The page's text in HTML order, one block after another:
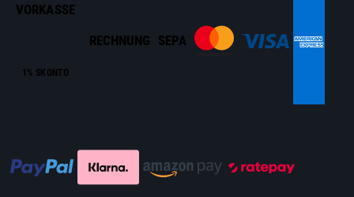
VORKASSE
1% SKONTO
RECHNUNG SEPA